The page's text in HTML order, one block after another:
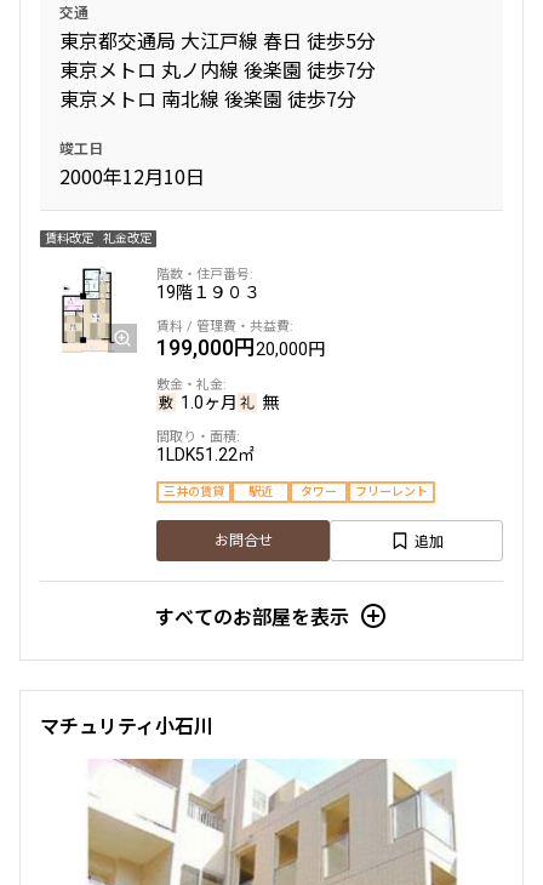
312,000円15,000円
2LDK+SIC＋TR
お問合せ
新着
4階 ４０１
321,000円
1.0ヶ月 無
2LDK+SIC 53.41㎡
330,000円 15,000円
1.0ヶ月
223,000円15,000円
1.0ヶ月 無
三井の賃貸
新着
3階３１９
235,000円15,000円
1.0ヶ月
ペット可
245,000円15,000円
1.0ヶ月 無
1LDK+SIC 43.75㎡
交通
東京都交通局 大江戸線 春日 徒歩5分
東京メトロ 丸ノ内線 後楽園 徒歩7分
東京メトロ 南北線 後楽園 徒歩7分
竣工日
2000年12月10日
賃料改定 礼金改定
19階１９０３
199,000円20,000円
1.0ヶ月 無
1LDK51.22㎡
三井の賃貸 駅近 タワー フリーレント
お問合せ 追加
すべてのお部屋を表示
マチュリティ小石川